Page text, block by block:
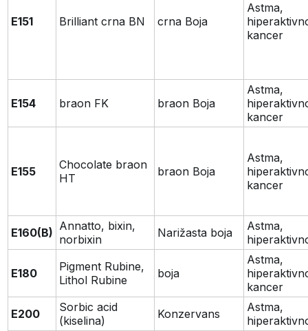
E151 Brilliant crna BN crna Boja
Astma,
kancer
E154 braon FK braon Boja
Astma,
kancer
E155
Chocolate braon
HT
braon Boja
Astma,
kancer
E160(B) Annatto, bixin,
norbixin
Narižasta boja
Astma,
E180
Pigment Rubine,
Lithol Rubine
boja
Astma,
kancer
E200
Sorbic acid
(kiselina)
Konzervans
Astma,